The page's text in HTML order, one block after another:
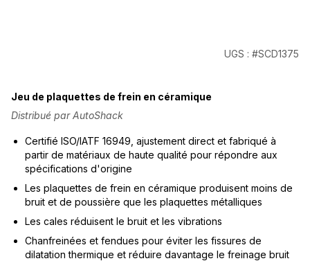
UGS : #SCD1375
Jeu de plaquettes de frein en céramique
Distribué par AutoShack
Certifié ISO/IATF 16949, ajustement direct et fabriqué à
partir de matériaux de haute qualité pour répondre aux
spécifications d'origine
Les plaquettes de frein en céramique produisent moins de
bruit et de poussière que les plaquettes métalliques
Les cales réduisent le bruit et les vibrations
Chanfreinées et fendues pour éviter les fissures de
dilatation thermique et réduire davantage le freinage bruit